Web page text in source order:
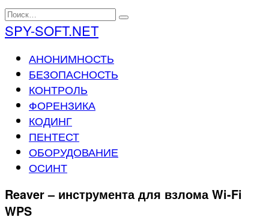
Перейти
к
содержанию
Search
for:
SPY-SOFT.NET
АНОНИМНОСТЬ
БЕЗОПАСНОСТЬ
КОНТРОЛЬ
ФОРЕНЗИКА
КОДИНГ
ПЕНТЕСТ
ОБОРУДОВАНИЕ
ОСИНТ
Reaver – инструмента для взлома Wi-Fi
WPS